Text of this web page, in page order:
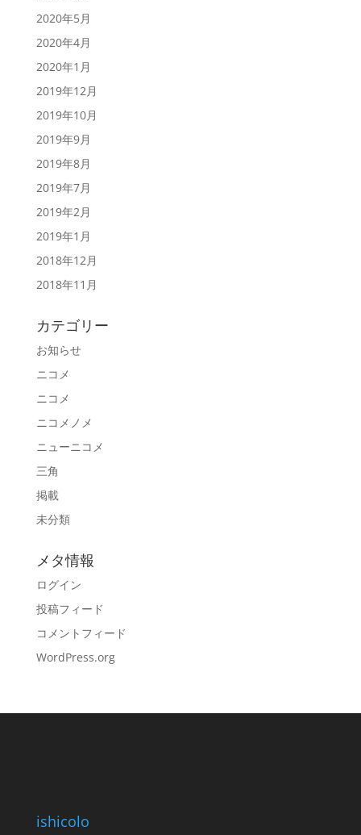
2020年5月
2020年4月
2020年1月
2019年12月
2019年10月
2019年9月
2019年8月
2019年7月
2019年2月
2019年1月
2018年12月
2018年11月
カテゴリー
お知らせ
ニコメ
ニコメ
ニコメノメ
ニューニコメ
三角
掲載
未分類
メタ情報
ログイン
投稿フィード
コメントフィード
WordPress.org
ishicolo